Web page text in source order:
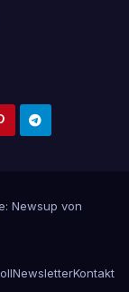
Newsup von
NewsletterKontakt